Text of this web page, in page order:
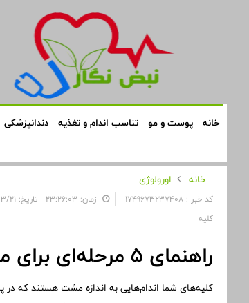
خانه پوست و مو تناسب اندام و تغذیه دندانپزشکی
خانه
اورولوژی
کد خبر : 1749673237408 زمان: ۲۳:۲۶:۰۳ - تاریخ: ۱۴۰۴/۰۳/۲۱
کلیه
راهنمای 5 مرحله‌ای برای محافظت از سلامت کلیه
کلیه‌های شما اندام‌هایی به اندازه مشت هستند که در